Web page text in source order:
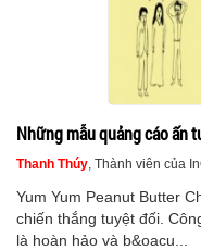
Những mẫu quảng cáo ấn
Thanh Thúy, Thành viên của
Yum Yum Peanut Butter
chiến thắng tuyệt đối.
là hoàn hảo và b&oacu...